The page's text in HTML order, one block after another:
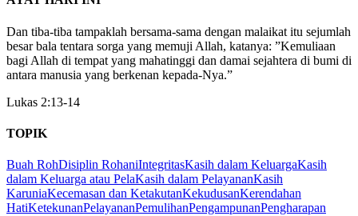
Dan tiba-tiba tampaklah bersama-sama dengan malaikat itu sejumlah
besar bala tentara sorga yang memuji Allah, katanya: ”Kemuliaan
bagi Allah di tempat yang mahatinggi dan damai sejahtera di bumi di
antara manusia yang berkenan kepada-Nya.”
Lukas 2:13-14
TOPIK
Buah RohDisiplin RohaniIntegritasKasih dalam KeluargaKasih
dalam Keluarga atau PelaKasih dalam PelayananKasih
KaruniaKecemasan dan KetakutanKekudusanKerendahan
HatiKetekunanPelayananPemulihanPengampunanPengharapan